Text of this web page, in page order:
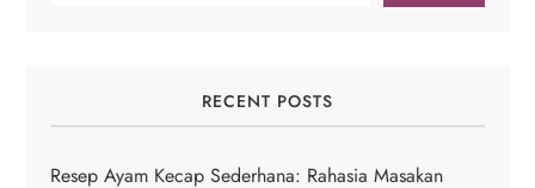
g
RECENT POSTS
Resep Ayam Kecap Sederhana: Rahasia Masakan